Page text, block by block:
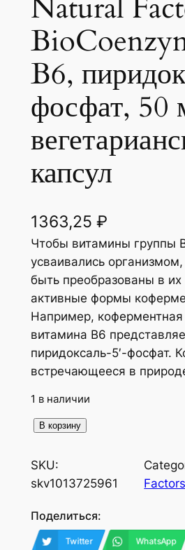
Natural
B6,
фосфат, 50
капсул
1363,25 ₽
Чтобы витамины группы
усваивались
быть преобразованы в
активные формы
Например,
витамина B6
пиридоксаль-5′-фосфат.
встречающееся в
1 в наличии
В корзину
SKU:
skv1013725961
Factors
Поделиться:
Twitter WhatsApp